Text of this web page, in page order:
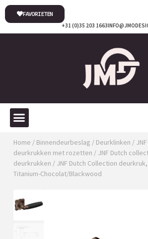
+31 (0)35 203 1663
FAVORIETEN
Home / Binnendeurbeslag / Deurklinken /
deurkrukken met rozetten / JNF Dutch
deurkrukken / JNF Dutch Collection
Titanium-Chocolat/Blackwood